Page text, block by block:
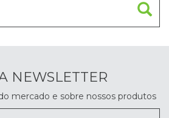
NEWSLETTER
mercado e sobre nossos produtos